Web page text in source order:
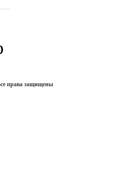
права защищены